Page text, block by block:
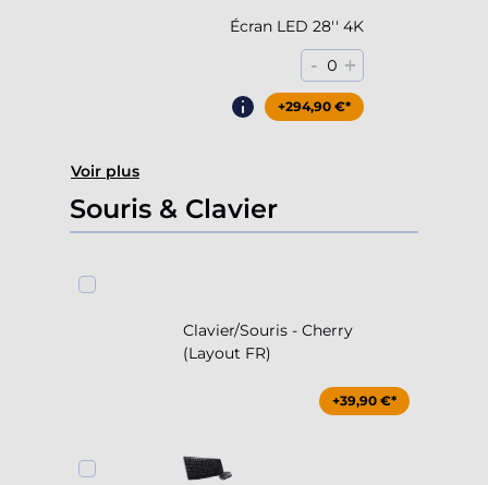
Écran LED 28'' 4K
- 0 +
+294,90 €*
Voir plus
Souris & Clavier
Clavier/Souris - Cherry
(Layout FR)
+39,90 €*